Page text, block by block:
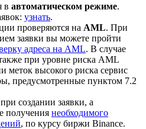
в автоматическом режиме.
узнать.
проверяются на AML. При
заявки вы можете пройти
адреса на AML. В случае
при уровне риска AML
меток высокого риска сервис
предусмотренные пунктом 7.2
при создании заявки, а
получения необходимого
, по курсу биржи Binance.